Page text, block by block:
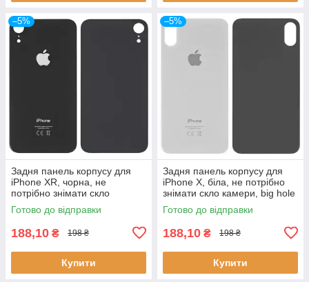
–5%
Задня панель корпусу для
iPhone XR, чорна, не
потрібно знімати скло
камери, big hole
Готово до відправки
188,10 ₴ 198 ₴
Купити
–5%
Задня панель корпусу для
iPhone X, біла, не потрібно
знімати скло камери, big hole
Готово до відправки
188,10 ₴ 198 ₴
Купити